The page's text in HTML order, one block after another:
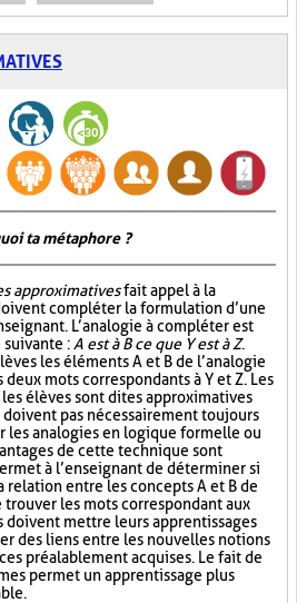
ta métaphore ?
approximativesfait appel à la
compléter la formulation d’une
L’analogie à compléter est
: A est à B ce que Y est à Z.
les éléments A et B de l’analogie
mots correspondants à Y et Z. Les
élèves sont dites approximatives
doivent pas nécessairement toujours
les analogies en logique formelle ou
de cette technique sont
à l’enseignant de déterminer si
relation entre les concepts A et B de
trouver les mots correspondant aux
doivent mettre leurs apprentissages
des liens entre les nouvelles notions
préalablement acquises. Le fait de
permet un apprentissage plus